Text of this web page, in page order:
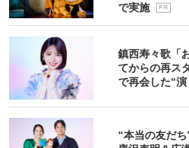
で実施
P R
鎮西寿々歌「
てからの再ス
で再会した“
“本当の友だ